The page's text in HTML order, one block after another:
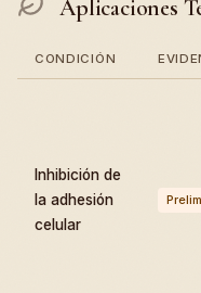
Aplicaciones
CONDICIÓN
Inhibición de
la adhesión
celular